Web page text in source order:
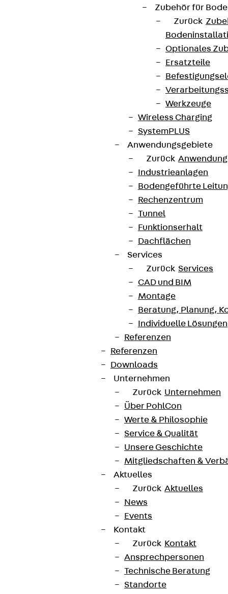
Zubehör für
Zurück
Optionales
Ersatzteile
Werkzeuge
Wireless Charging
SystemPLUS
Anwendungsgebiete
Zurück
Industrieanlagen
Bodengeführte
Rechenzentrum
Tunnel
Funktionserhalt
Dachflächen
Services
Zurück Services
CAD und BIM
Montage
Beratung, Planung,
Individuelle Lösungen
Referenzen
Referenzen
Downloads
Unternehmen
Zurück Unternehmen
Über PohlCon
Werte & Philosophie
Service & Qualität
Unsere Geschichte
Mitgliedschaften &
Aktuelles
Zurück Aktuelles
News
Events
Kontakt
Zurück Kontakt
Ansprechpersonen
Technische Beratung
Standorte